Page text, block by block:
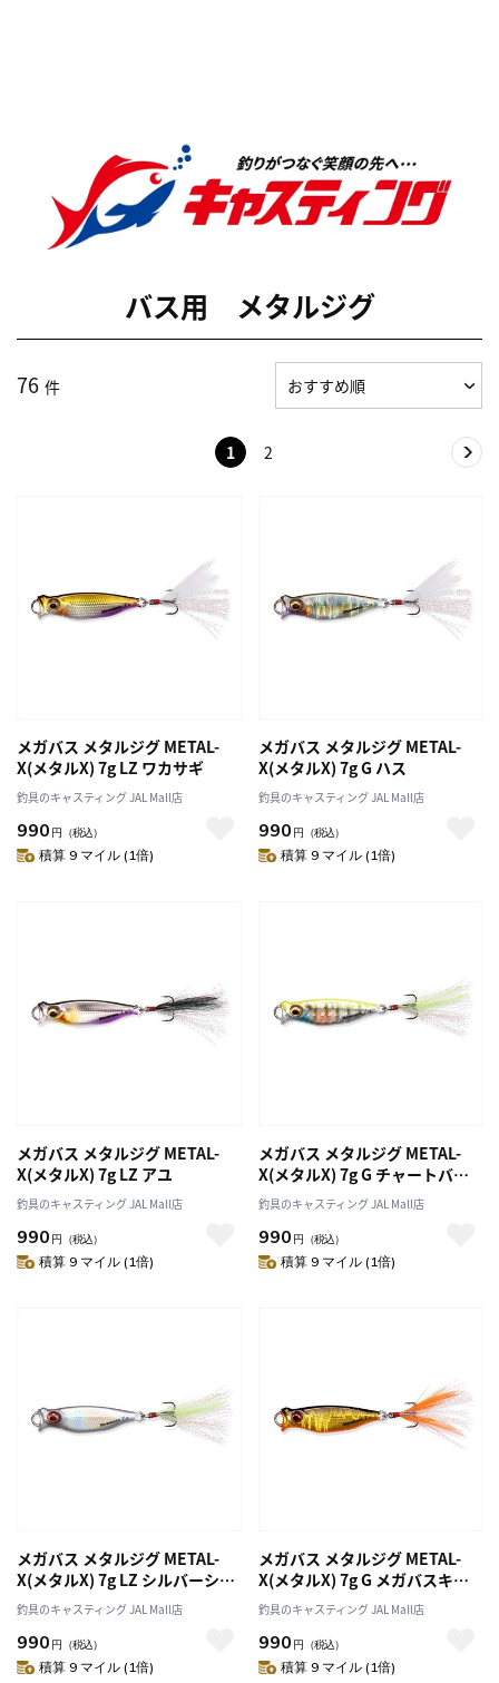
バス用 メタルジグ
76 件
1 2
メガバス メタルジグ METAL-
X(メタルX) 7g LZ ワカサギ
釣具のキャスティング JAL Mall店
990 円 （税込）
積算 9 マイル (1倍)
メガバス メタルジグ METAL-
X(メタルX) 7g G ハス
釣具のキャスティング JAL Mall店
990 円 （税込）
積算 9 マイル (1倍)
メガバス メタルジグ METAL-
X(メタルX) 7g LZ アユ
釣具のキャスティング JAL Mall店
990 円 （税込）
積算 9 マイル (1倍)
メガバス メタルジグ METAL-
X(メタルX) 7g G チャートバッ
クギル
釣具のキャスティング JAL Mall店
990 円 （税込）
積算 9 マイル (1倍)
メガバス メタルジグ METAL-
X(メタルX) 7g LZ シルバーシャ
ッド
釣具のキャスティング JAL Mall店
990 円 （税込）
積算 9 マイル (1倍)
メガバス メタルジグ METAL-
X(メタルX) 7g G メガバスキン
クロ
釣具のキャスティング JAL Mall店
990 円 （税込）
積算 9 マイル (1倍)